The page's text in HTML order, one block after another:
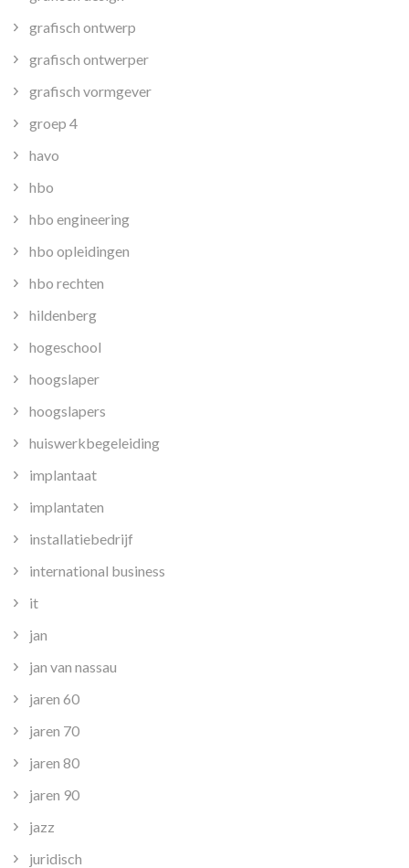
grafisch ontwerp
grafisch ontwerper
grafisch vormgever
groep 4
havo
hbo
hbo engineering
hbo opleidingen
hbo rechten
hildenberg
hogeschool
hoogslaper
hoogslapers
huiswerkbegeleiding
implantaat
implantaten
installatiebedrijf
international business
it
jan
jan van nassau
jaren 60
jaren 70
jaren 80
jaren 90
jazz
juridisch